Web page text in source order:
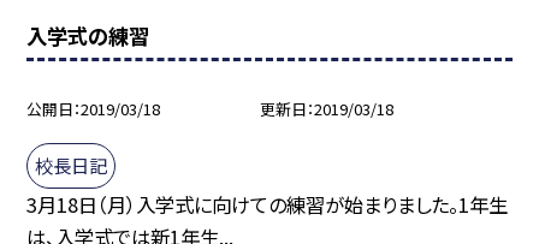
入学式の練習
公開日 2019/03/18 更新日 2019/03/18
校長日記
3月18日（月）入学式に向けての練習が始まりました。1年生
は、入学式では新1年生...